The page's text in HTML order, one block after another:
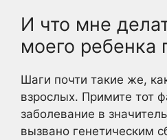
И что мне
моего ребенка
Шаги почти такие же,
взрослых. Примите тот
заболевание в
вызвано генетическим